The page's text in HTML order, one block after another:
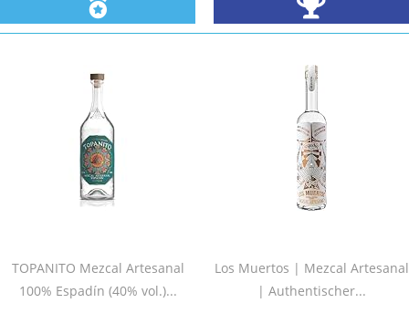
TOPANITO Mezcal Artesanal
100% Espadín (40% vol.)...
Los Muertos | Mezcal Artesanal
| Authentischer...